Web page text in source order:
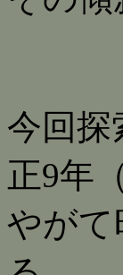
今回探
正9年
やがて